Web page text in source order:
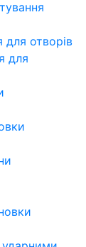
отворів
для